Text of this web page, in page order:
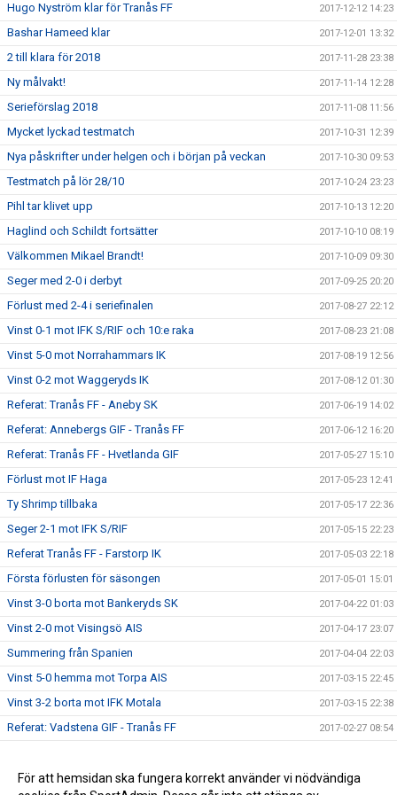
Hugo Nyström klar för Tranås FF 2017-12-12 14:23
Bashar Hameed klar 2017-12-01 13:32
2 till klara för 2018 2017-11-28 23:38
Ny målvakt! 2017-11-14 12:28
Serieförslag 2018 2017-11-08 11:56
Mycket lyckad testmatch 2017-10-31 12:39
Nya påskrifter under helgen och i början på veckan 2017-10-30 09:53
Testmatch på lör 28/10 2017-10-24 23:23
Pihl tar klivet upp 2017-10-13 12:20
Haglind och Schildt fortsätter 2017-10-10 08:19
Välkommen Mikael Brandt! 2017-10-09 09:30
Seger med 2-0 i derbyt 2017-09-25 20:20
Förlust med 2-4 i seriefinalen 2017-08-27 22:12
Vinst 0-1 mot IFK S/RIF och 10:e raka 2017-08-23 21:08
Vinst 5-0 mot Norrahammars IK 2017-08-19 12:56
Vinst 0-2 mot Waggeryds IK 2017-08-12 01:30
Referat: Tranås FF - Aneby SK 2017-06-19 14:02
Referat: Annebergs GIF - Tranås FF 2017-06-12 16:20
Referat: Tranås FF - Hvetlanda GIF 2017-05-27 15:10
Förlust mot IF Haga 2017-05-23 12:41
Ty Shrimp tillbaka 2017-05-17 22:36
Seger 2-1 mot IFK S/RIF 2017-05-15 22:23
Referat Tranås FF - Farstorp IK 2017-05-03 22:18
Första förlusten för säsongen 2017-05-01 15:01
Vinst 3-0 borta mot Bankeryds SK 2017-04-22 01:03
Vinst 2-0 mot Visingsö AIS 2017-04-17 23:07
Summering från Spanien 2017-04-04 22:03
Vinst 5-0 hemma mot Torpa AIS 2017-03-15 22:45
Vinst 3-2 borta mot IFK Motala 2017-03-15 22:38
Referat: Vadstena GIF - Tranås FF 2017-02-27 08:54
Räckte inte hela vägen 2017-02-06 12:25
För att hemsidan ska fungera korrekt använder vi nödvändiga